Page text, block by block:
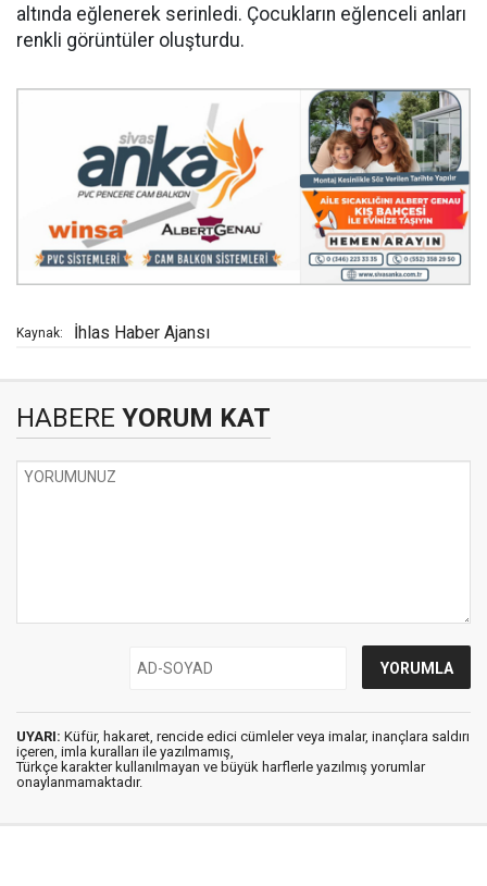
altında eğlenerek serinledi. Çocukların eğlenceli anları
renkli görüntüler oluşturdu.
Kaynak: İhlas Haber Ajansı
HABERE YORUM KAT
UYARI: Küfür, hakaret, rencide edici cümleler veya imalar, inançlara saldırı
içeren, imla kuralları ile yazılmamış,
Türkçe karakter kullanılmayan ve büyük harflerle yazılmış yorumlar
onaylanmamaktadır.